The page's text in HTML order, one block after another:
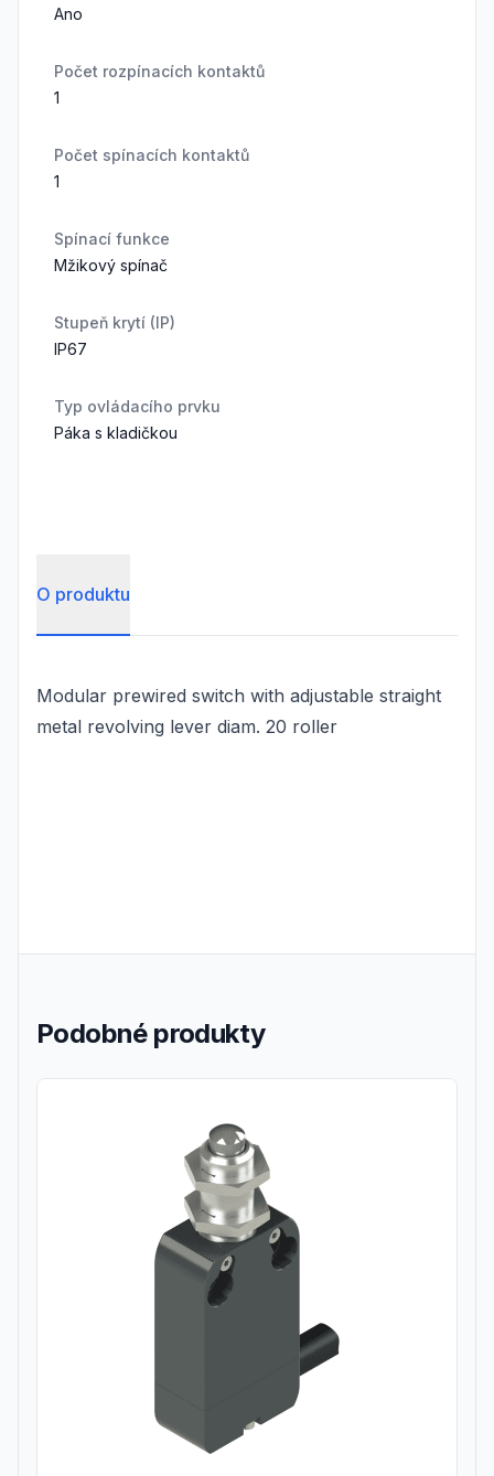
Ano
Počet rozpínacích kontaktů
1
Počet spínacích kontaktů
1
Spínací funkce
Mžikový spínač
Stupeň krytí (IP)
IP67
Typ ovládacího prvku
Páka s kladičkou
O produktu
Modular prewired switch with adjustable straight
metal revolving lever diam. 20 roller
Podobné produkty